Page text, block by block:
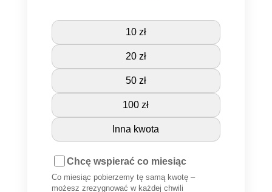
10 zł
20 zł
50 zł
100 zł
Inna kwota
Chcę wspierać co miesiąc
Co miesiąc pobierzemy tę samą kwotę –
możesz zrezygnować w każdej chwili